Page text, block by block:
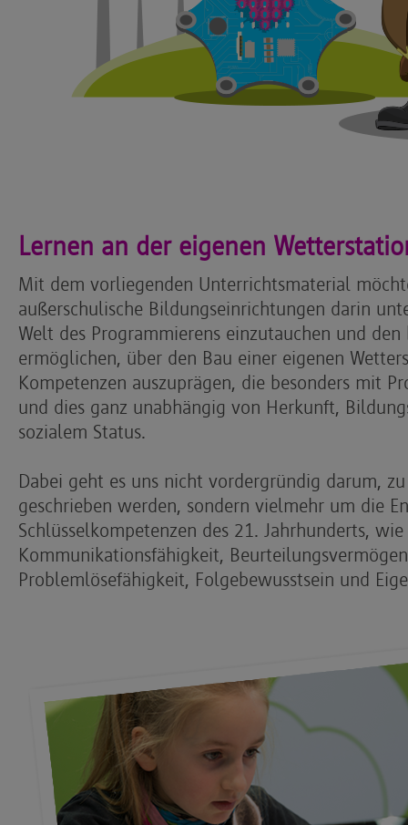
Lernen an der eigenen
Mit dem vorliegenden Unterrichtsmaterial
außerschulische Bildungseinrichtungen darin
Welt des Programmierens einzutauchen und
ermöglichen, über den Bau einer eigenen
Kompetenzen auszuprägen, die besonders mit
und dies ganz unabhängig von Herkunft,
sozialem Status.
Dabei geht es uns nicht vordergründig darum,
geschrieben werden, sondern vielmehr um die
Schlüsselkompetenzen des 21. Jahrhunderts,
Kommunikationsfähigkeit,
Problemlösefähigkeit, Folgebewusstsein und